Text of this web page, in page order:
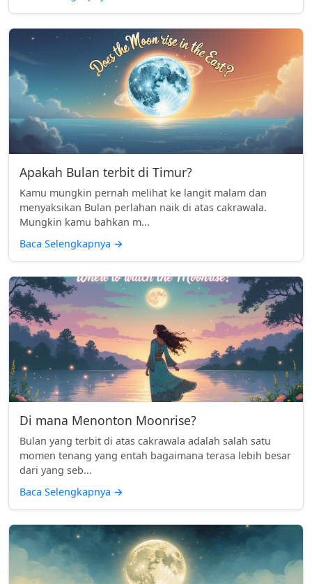
Apakah Bulan terbit di Timur?
Kamu mungkin pernah melihat ke langit malam dan
menyaksikan Bulan perlahan naik di atas cakrawala.
Mungkin kamu bahkan m...
Baca Selengkapnya →
Di mana Menonton Moonrise?
Bulan yang terbit di atas cakrawala adalah salah satu
momen tenang yang entah bagaimana terasa lebih besar
dari yang seb...
Baca Selengkapnya →